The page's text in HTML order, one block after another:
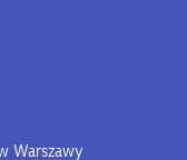
Warszawy